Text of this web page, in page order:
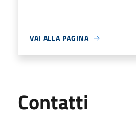
VAI ALLA PAGINA
Contatti